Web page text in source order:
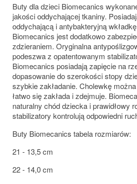
Buty dla dzieci Biomecanics
jakości oddychającej tkaniny.
oddychającą i antybakteryjną
Biomecanics jest dodatkowo
zdzieraniem. Oryginalna
podeszwa z opatentowanym
Biomecanics posiadają zapięcie na
dopasowanie do szerokości stopy
szybkie zakładanie. Cholewkę
łatwo się zakłada i zdejmuje.
naturalny chód dziecka i prawidłowy
stabilizatory kontrolują odpowiedni
Buty Biomecanics tabela rozmiarów:
21 - 13,5 cm
22 - 14,0 cm